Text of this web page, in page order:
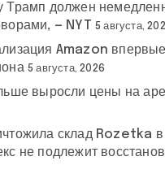
Трамп должен
— NYT 5 августа,
Amazon
5 августа, 2026
выросли цены на
склад Rozetka
не подлежит